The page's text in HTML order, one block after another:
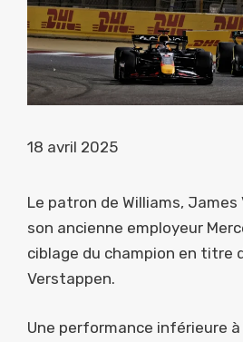
18 avril 2025
Le patron de Williams,
son ancienne employeur
ciblage du champion en titre
Verstappen.
Une performance inférieure à